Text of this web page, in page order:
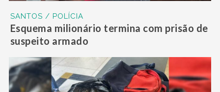
SANTOS / POLÍCIA
Esquema milionário termina com prisão de
suspeito armado